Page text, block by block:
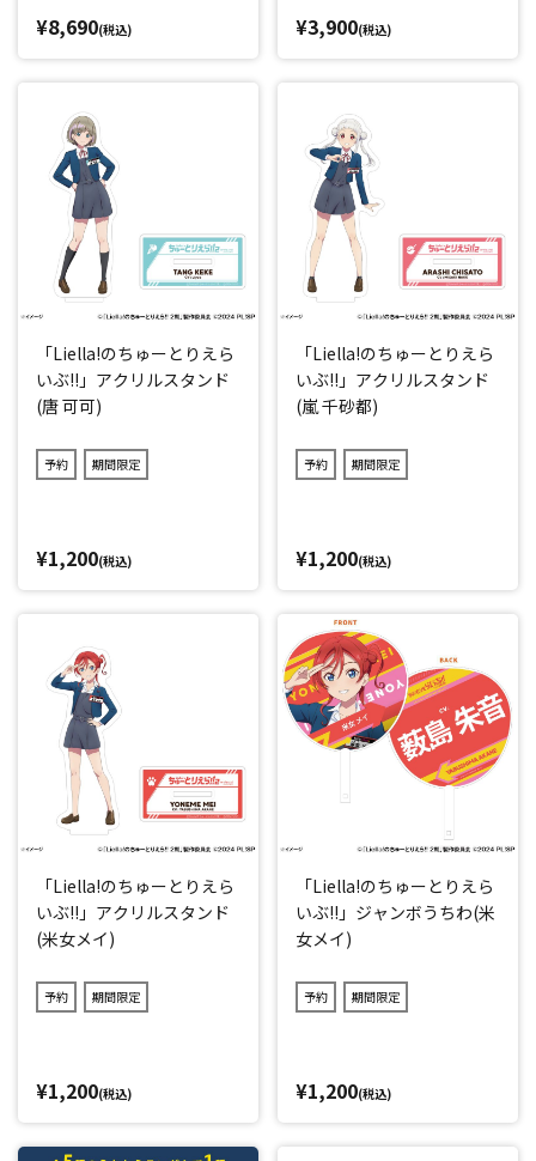
¥8,690(税込) ¥3,900(税込)
「Liella!のちゅーとりえら
いぶ!!」アクリルスタンド
(唐 可可)
予約 期間限定
¥1,200(税込)
「Liella!のちゅーとりえら
いぶ!!」アクリルスタンド
(嵐 千砂都)
予約 期間限定
¥1,200(税込)
「Liella!のちゅーとりえら
いぶ!!」アクリルスタンド
(米女メイ)
予約 期間限定
¥1,200(税込)
「Liella!のちゅーとりえら
いぶ!!」ジャンボうちわ(米
女メイ)
予約 期間限定
¥1,200(税込)